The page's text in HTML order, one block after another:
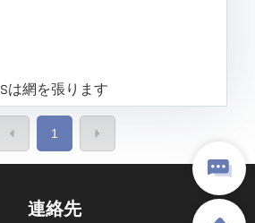
Sは網を張ります
1
連絡先